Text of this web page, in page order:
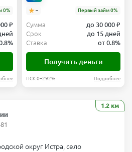
0%
₽
– Первый займ 0%
Сумма
до 30 000 ₽
Срок
до 15 дней
Ставка
от 0.8%
Получить деньги
ПСК 0–292% Подробнее
1.2 км
округ Истра, село